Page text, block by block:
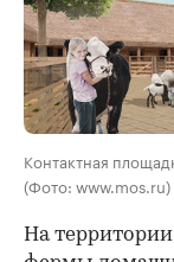
Контактная
(Фото: www.mos.ru)
На территории